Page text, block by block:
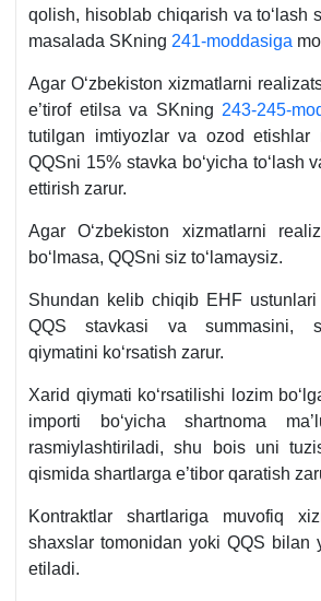
qolish, hisoblab chiqarish va toʻlash
masalada SKning 241-moddasiga
Agar Oʻzbekiston хizmatlarni
e’tirof etilsa va SKning 243-245-
tutilgan imtiyozlar va ozod etishlar
QQSni 15% stavka boʻyicha toʻlash
ettirish zarur.
Agar Oʻzbekiston хizmatlarni
boʻlmasa, QQSni siz toʻlamaysiz.
Shundan kelib chiqib EHF ustunlari
QQS stavkasi va summasini,
qiymatini koʻrsatish zarur.
Xarid qiymati koʻrsatilishi lozim
importi boʻyicha shartnoma
rasmiylashtiriladi, shu bois uni
qismida shartlarga e’tibor qaratish
Kontraktlar shartlariga muvofiq
shaхslar tomonidan yoki QQS bilan
etiladi.